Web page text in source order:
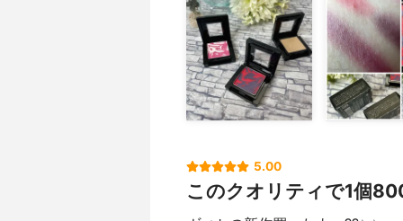
5.00
このクオリティで1個